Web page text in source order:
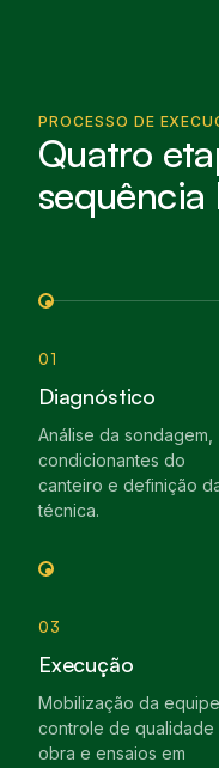
PROCESSO DE
Quatro
01
Diagnóstico
Análise da sondagem,
condicionantes do
canteiro e definição
técnica.
03
Execução
Mobilização da equipe,
controle de qualidade
obra e ensaios em